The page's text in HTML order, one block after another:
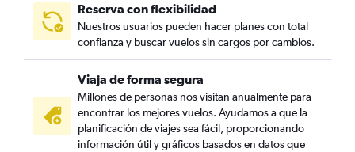
Reserva con flexibilidad
Nuestros usuarios pueden hacer planes con total
confianza y buscar vuelos sin cargos por cambios.
Viaja de forma segura
Millones de personas nos visitan anualmente para
encontrar los mejores vuelos. Ayudamos a que la
planificación de viajes sea fácil, proporcionando
información útil y gráficos basados en datos que